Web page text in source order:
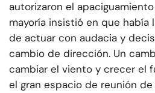
autorizaron el
mayoría insistió en que había
de actuar con audacia y
cambio de dirección. Un
cambiar el viento y crecer el
el gran espacio de reunión